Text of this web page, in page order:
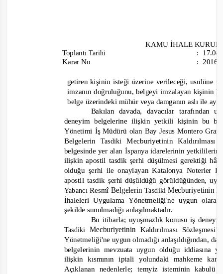
KAMU İHALE
:
Toplantı Tarihi
Karar No :
getiren kişinin isteği üzerine verileceği, usulüne
imzanındoğruluğunu,belgeyiimzalayan kişinin
belge üzerindeki mühür veya damganın aslı ile
Bakılan davada, davacılar tarafından
deneyimbelgelerine ilişkin yetkili kişinin bu
Yönetimi İşMüdürü olan Bay JesusMontero
Belgelerin TasdikiMecburiyetininKaldırılması
belgesindeyer alan İspanyaidarelerinin
ilişkinapostil tasdik şerhi düşülmesi gerektiği
olduğu şerhi ileonaylayanKatalonya Noterler
apostil tasdik şerhidüşüldüğü görüldüğünden,
YabancıResmîBelgelerinTasdikiMecburiyetinin
İhaleleri UygulamaYönetmeliği'neuygun
şekilde sunulmadığıanlaşılmaktadır.
Bu itibarla; uyuşmazlık konusuiş
TasdikiMecburiyetinin Kaldırılması
Yönetmeliği'ne uygunolmadığı anlaşıldığından,
belgelerinin mevzuata uygun olduğu iddiasına
ilişkinkısmınıniptaliyolundaki mahkeme
Açıklanan nedenlerle;temyiz istemininkabulü